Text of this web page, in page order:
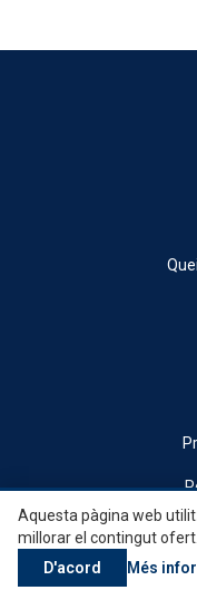
© 2026, Generalitat •
Institut
Aquesta pàgina web
millorar el contingut ofert.
D'acord
Més